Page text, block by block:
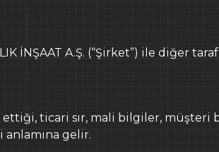
+90 (212) 257 65 27
İş başvurularınızı
İNŞAAT A.Ş. (“Şirket”) ile diğer
ticari sır, mali bilgiler, müşteri
gelir.